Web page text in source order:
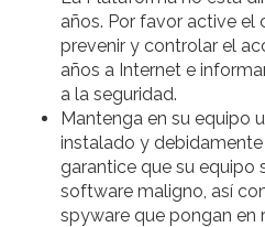
años. Por favor active el
prevenir y controlar el
años a Internet e
a la seguridad.
Mantenga en su equipo
instalado y
garantice que su equipo
software maligno, así
spyware que pongan en